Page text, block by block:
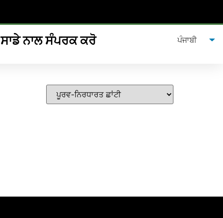
ਸਾਡੇ ਨਾਲ ਸੰਪਰਕ ਕਰੋ